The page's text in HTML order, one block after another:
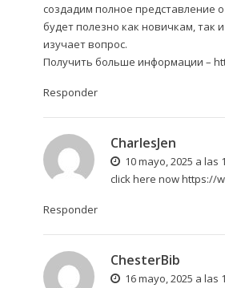
создадим полное представление
будет полезно как новичкам, так
изучает вопрос.
Получить больше информации –
Responder
CharlesJen
10 mayo, 2025 a las
click here nowhttps://
Responder
ChesterBib
16 mayo, 2025 a las